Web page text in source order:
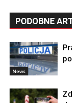
PODOBNE
News